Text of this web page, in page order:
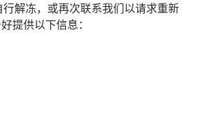
解冻，或再次联系我们以请求重新
提供以下信息：